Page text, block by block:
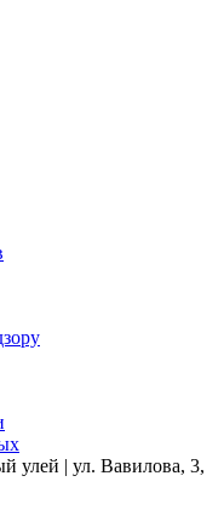
улей | ул. Вавилова, 3,